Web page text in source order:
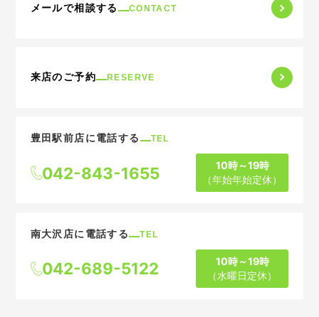
メールで相談する CONTACT
来店のご予約 RESERVE
豊田駅前店に電話する TEL
042-843-1655
10時～19時
（年始年始定休）
南大沢店に電話する TEL
042-689-5122
10時～19時
（水曜日定休）